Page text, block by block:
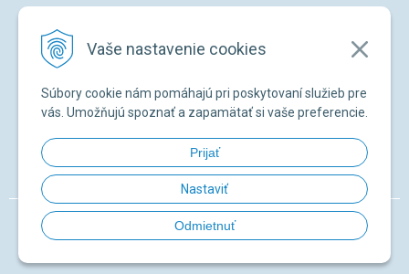
Vaše nastavenie cookies
Súbory cookie nám pomáhajú pri poskytovaní služieb pre
vás. Umožňujú spoznať a zapamätať si vaše preferencie.
Prijať
Nastaviť
Odmietnuť
Obchodné podmienky
Ochana osobných údajov
Registrácia nového zákazníka
Žiadosť o registráciu na ďalší predaj
Zabudnuté heslo
© 2026 SLOVPAP SK • NextShop&e-shop Pohoda Connector NextCom